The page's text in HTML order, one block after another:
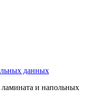
данных
и напольных